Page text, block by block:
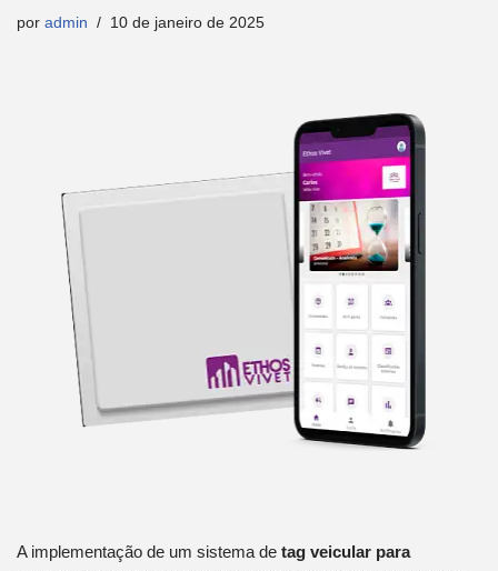
por admin 10 de janeiro de 2025
A implementação de um sistema de tag veicular para